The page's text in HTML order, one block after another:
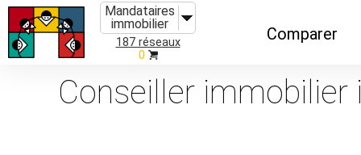
Mandataires
immobilier
187 réseaux
0
Comparer
Caractéristiques
Conseiller immobilier